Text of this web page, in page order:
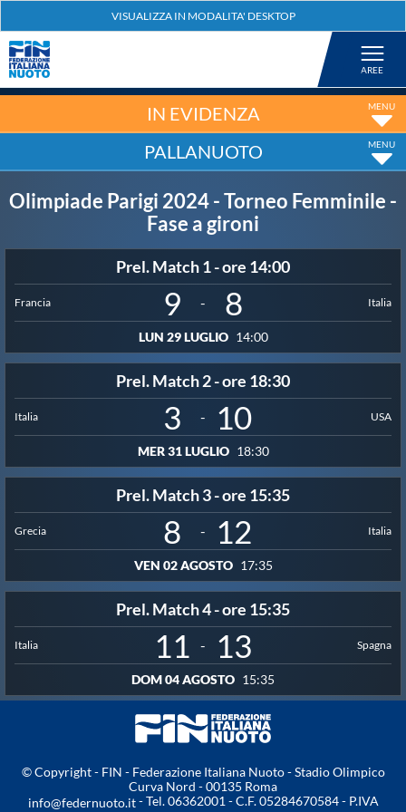
Nuoto
Tuffi
Artistico
Fondo
Salvamento
Master
GUG
Propaganda
Area Legislativa
IN EVIDENZA
PALLANUOTO
Olimpiade Parigi 2024 - Torneo Femminile -
Fase a gironi
Prel. Match 1 - ore 14:00
Francia 9 - 8 Italia
LUN 29 LUGLIO 14:00
Prel. Match 2 - ore 18:30
Italia 3 - 10 USA
MER 31 LUGLIO 18:30
Prel. Match 3 - ore 15:35
Grecia 8 - 12 Italia
VEN 02 AGOSTO 17:35
Prel. Match 4 - ore 15:35
Italia 11 - 13 Spagna
DOM 04 AGOSTO 15:35
© Copyright - FIN - Federazione Italiana Nuoto - Stadio Olimpico
Curva Nord - 00135 Roma
info@federnuoto.it- Tel. 06362001 - C.F. 05284670584 - P.IVA